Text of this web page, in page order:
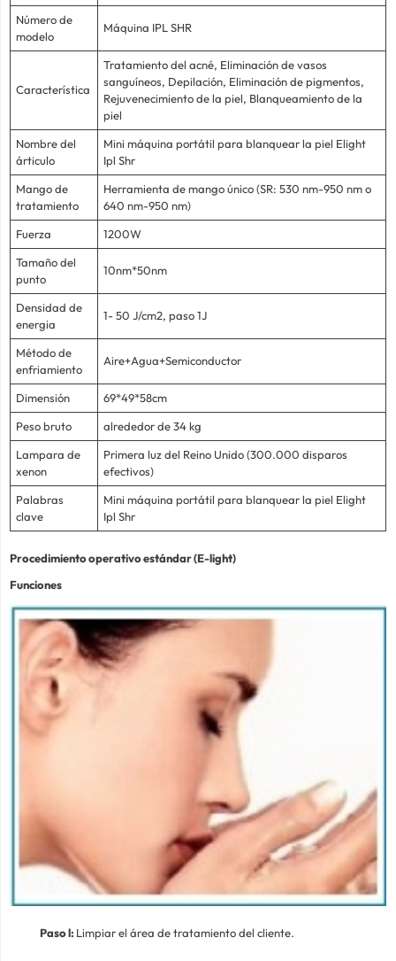
Número de
modelo
Máquina IPL SHR
Característica
Tratamiento del acné, Eliminación de vasos
sanguíneos, Depilación, Eliminación de pigmentos,
Rejuvenecimiento de la piel, Blanqueamiento de la
piel
Nombre del
árticulo
Mini máquina portátil para blanquear la piel Elight
Ipl Shr
Mango de
tratamiento
Herramienta de mango único (SR: 530 nm-950 nm o
640 nm-950 nm)
Fuerza
1200W
Tamaño del
punto
10nm*50nm
Densidad de
energia
1- 50 J/cm2, paso 1J
Método de
enfriamiento
Aire+Agua+Semiconductor
Dimensión
69*49*58cm
Peso bruto
alrededor de 34 kg
Lampara de
xenon
Primera luz del Reino Unido (300.000 disparos
efectivos)
Palabras
clave
Mini máquina portátil para blanquear la piel Elight
Ipl Shr
Procedimiento operativo estándar (E-light)
Funciones
Paso l: Limpiar el área de tratamiento del cliente.